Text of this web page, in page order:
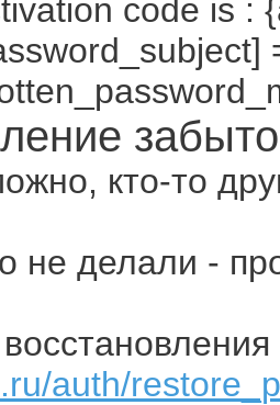
code is :
кто-то
не делали -
auth/